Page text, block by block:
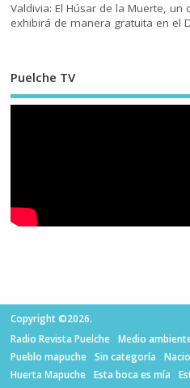
Valdivia: El Húsar de la Muerte, un
exhibirá de manera gratuita en el
Puelche TV
Copyright ©2026.
Radio Revista Puelche
Medio
Pueblo mapuche
Sin categoría
Huerta Mapuche
Esta boca es mía